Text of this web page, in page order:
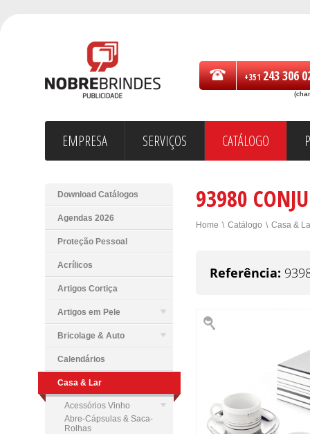
+351243 306
EMPRESA SERVIÇOS CATÁLOGO
Download Catálogos
Agendas 2026
Proteção Pessoal
Acrílicos
Artigos Cortiça
Artigos em Pele
Bricolage & Auto
Calendários
Casa & Lar
Acessórios Vinho
Abre-Cápsulas & Saca-
Rolhas
93980
Home \ Catálogo \ Casa &
Referência: